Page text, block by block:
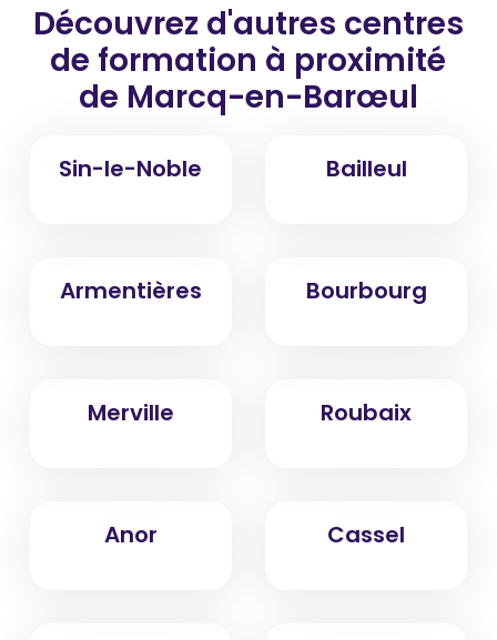
Découvrez d'autres centres
de formation à proximité
de Marcq-en-Barœul
Sin-le-Noble Bailleul
Armentières Bourbourg
Merville Roubaix
Anor Cassel